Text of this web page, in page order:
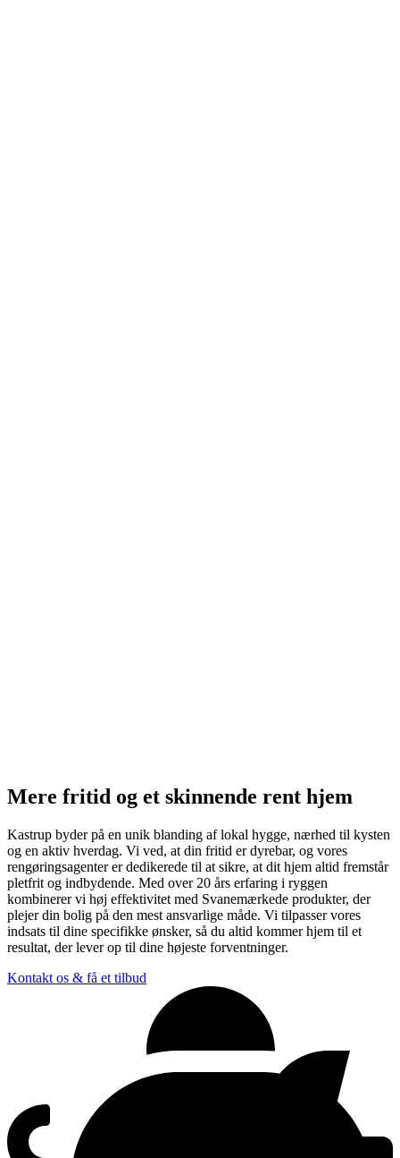
Mere fritid og et skinnende rent hjem
Kastrup byder på en unik blanding af lokal hygge, nærhed til kysten
og en aktiv hverdag. Vi ved, at din fritid er dyrebar, og vores
rengøringsagenter er dedikerede til at sikre, at dit hjem altid fremstår
pletfrit og indbydende. Med over 20 års erfaring i ryggen
kombinerer vi høj effektivitet med Svanemærkede produkter, der
plejer din bolig på den mest ansvarlige måde. Vi tilpasser vores
indsats til dine specifikke ønsker, så du altid kommer hjem til et
resultat, der lever op til dine højeste forventninger.
Kontakt os & få et tilbud